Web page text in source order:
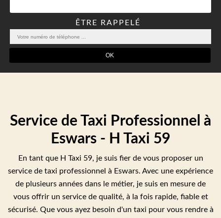
ÊTRE RAPPELÉ
Service de Taxi Professionnel à
Eswars - H Taxi 59
En tant que H Taxi 59, je suis fier de vous proposer un
service de taxi professionnel à Eswars. Avec une expérience
de plusieurs années dans le métier, je suis en mesure de
vous offrir un service de qualité, à la fois rapide, fiable et
sécurisé. Que vous ayez besoin d'un taxi pour vous rendre à